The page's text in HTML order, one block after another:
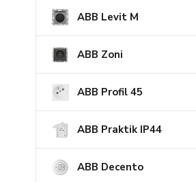
ABB Levit M
ABB Zoni
ABB Profil 45
ABB Praktik IP44
ABB Decento